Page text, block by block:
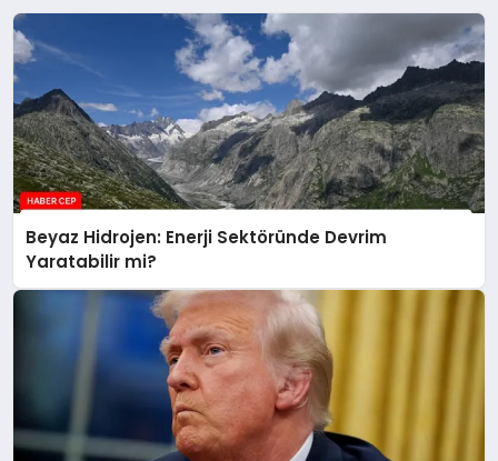
Beyaz Hidrojen: Enerji Sektöründe Devrim
Yaratabilir mi?